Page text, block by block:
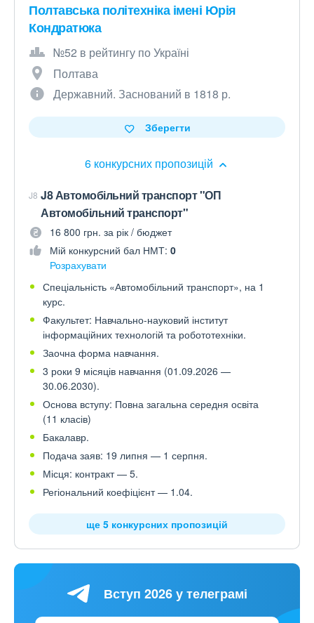
Полтавська політехніка імені Юрія
Кондратюка
№52 в рейтингу по Україні
Полтава
Державний. Заснований в 1818 р.
6 конкурсних пропозицій
Зберегти
J8 J8 Автомобільний транспорт "ОП
Автомобільний транспорт"
16 800 грн. за рік / бюджет
Мій конкурсний бал НМТ: 0
Розрахувати
Спеціальність «Автомобільний транспорт», на 1
курс.
Факультет: Навчально-науковий інститут
інформаційних технологій та робототехніки.
Заочна форма навчання.
3 роки 9 місяців навчання (01.09.2026 —
30.06.2030).
Основа вступу: Повна загальна середня освіта
(11 класів)
Бакалавр.
Подача заяв: 19 липня — 1 серпня.
Місця: контракт — 5.
Регіональний коефіцієнт — 1.04.
ще 5 конкурсних пропозицій
Вступ 2026 у телеграмі